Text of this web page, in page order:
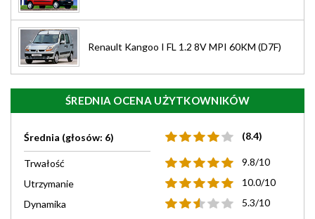
Renault Kangoo I FL 1.2 8V MPI 60KM (D7F)
ŚREDNIA OCENA UŻYTKOWNIKÓW
Średnia (głosów: 6) (8.4)
Trwałość
9.8/10
Utrzymanie
10.0/10
Dynamika
5.3/10